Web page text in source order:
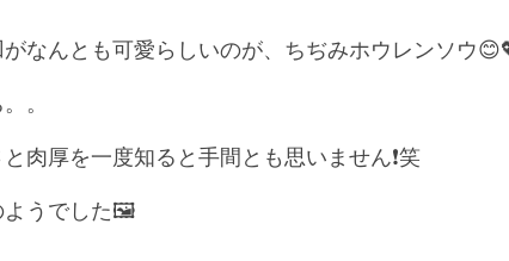
なんとも可愛らしいのが、ちぢみホウレンソウ😊💖
。
肉厚を一度知ると手間とも思いません❗️笑
うでした🖼